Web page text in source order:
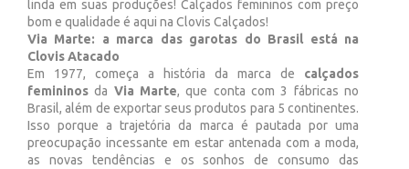
linda em suas produções! Calçados femininos com preço
bom e qualidade é aqui na Clovis Calçados!
Via Marte: a marca das garotas do Brasil está na
Clovis Atacado
Em 1977, começa a história da marca de calçados
femininosda Via Marte, que conta com 3 fábricas no
Brasil, além de exportar seus produtos para 5 continentes.
Isso porque a trajetória da marca é pautada por uma
preocupação incessante em estar antenada com a moda,
as novas tendências e os sonhos de consumo das